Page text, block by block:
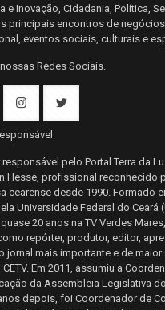
e Inovação, Cidadania, Política,
principais encontros de
eventos sociais, culturais e
Redes Sociais.
pelo Portal Terra da
Hesse, profissional reconhecido
cearense desde 1990. Formado
Universidade Federal do Ceará
20 anos na TV Verdes
repórter, produtor, editor,
jornal mais importante e de maior
CETV. Em 2011, assumiu a
da Assembleia Legislativa
depois, foi Coordenador de